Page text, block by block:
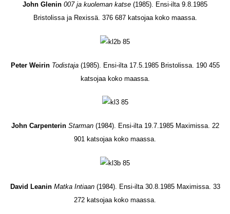
John Glenin 007 ja kuoleman katse (1985). Ensi-ilta 9.8.1985
Bristolissa ja Rexissä. 376 687 katsojaa koko maassa.
Peter Weirin Todistaja(1985). Ensi-ilta 17.5.1985 Bristolissa. 190 455
katsojaa koko maassa.
John Carpenterin Starman(1984). Ensi-ilta 19.7.1985 Maximissa. 22
901 katsojaa koko maassa.
David Leanin Matka Intiaan(1984). Ensi-ilta 30.8.1985 Maximissa. 33
272 katsojaa koko maassa.